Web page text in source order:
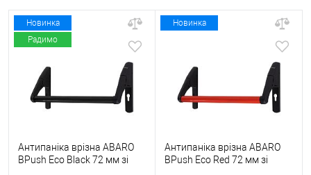
Новинка
Радимо
Антипаніка врізна ABARO
BPush Eco Black 72 мм зі
Новинка
Антипаніка врізна ABARO
BPush Eco Red 72 мм зі